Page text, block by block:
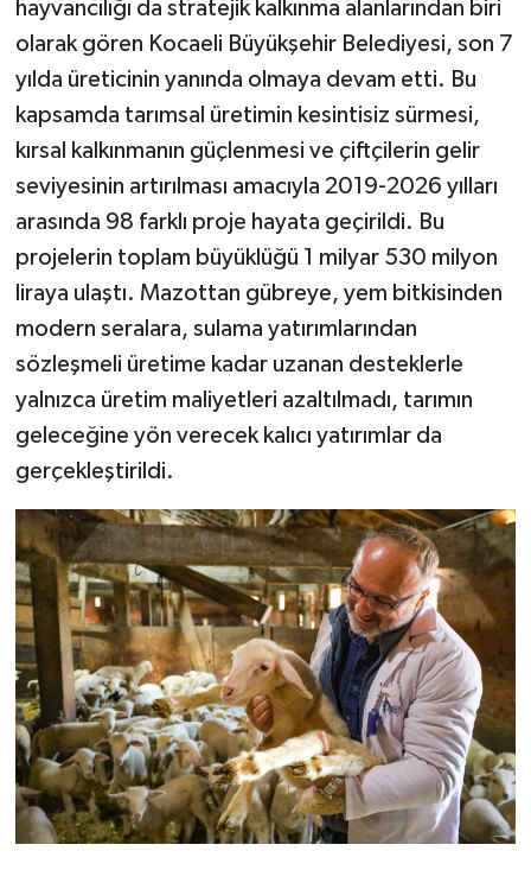
hayvancılığı da stratejik kalkınma alanlarından biri
olarak gören Kocaeli Büyükşehir Belediyesi, son 7
yılda üreticinin yanında olmaya devam etti. Bu
kapsamda tarımsal üretimin kesintisiz sürmesi,
kırsal kalkınmanın güçlenmesi ve çiftçilerin gelir
seviyesinin artırılması amacıyla 2019-2026 yılları
arasında 98 farklı proje hayata geçirildi. Bu
projelerin toplam büyüklüğü 1 milyar 530 milyon
liraya ulaştı. Mazottan gübreye, yem bitkisinden
modern seralara, sulama yatırımlarından
sözleşmeli üretime kadar uzanan desteklerle
yalnızca üretim maliyetleri azaltılmadı, tarımın
geleceğine yön verecek kalıcı yatırımlar da
gerçekleştirildi.